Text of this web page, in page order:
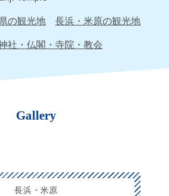
の観光地
長浜・米原の観光地
社・仏閣・寺院・教会
Gallery
長浜・米原